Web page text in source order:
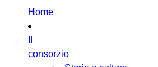
Home
consorzio